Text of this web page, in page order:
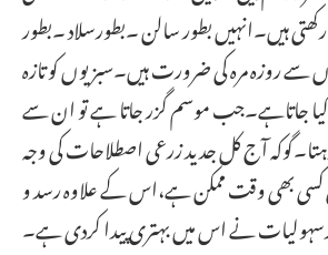
ہیں۔انہیں بطور سالن ۔بطورسلاد ۔بطور
روزہ مرہ کی ضرورت ہیں۔سبزیوں کو تازہ
جاتاہے۔جب موسم گزر جاتا ہے تو ان سے
آج کل جدید زرعی اصطلاحات کی وجہ
کسی بھی وقت ممکن ہے،اس کے علاوہ رسد و
نے اس میں بہتری پیدا کردی ہے۔